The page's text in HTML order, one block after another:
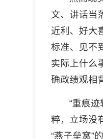
文、讲话当
近利、好大
标准、见不
实际上什么
确政绩观相
“重痕
粹，立场没
“燕子垒窝”